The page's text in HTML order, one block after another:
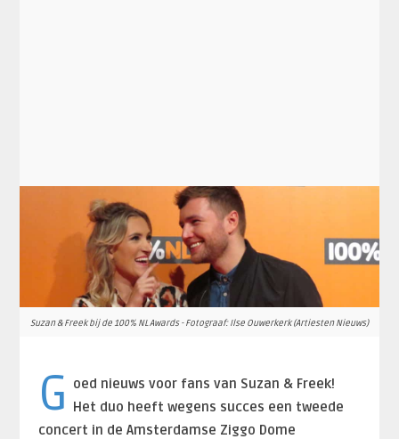
Suzan & Freek bij de 100% NL Awards - Fotograaf: Ilse Ouwerkerk (Artiesten Nieuws)
G
oed nieuws voor fans van Suzan & Freek!
Het duo heeft wegens succes een tweede
concert in de Amsterdamse Ziggo Dome